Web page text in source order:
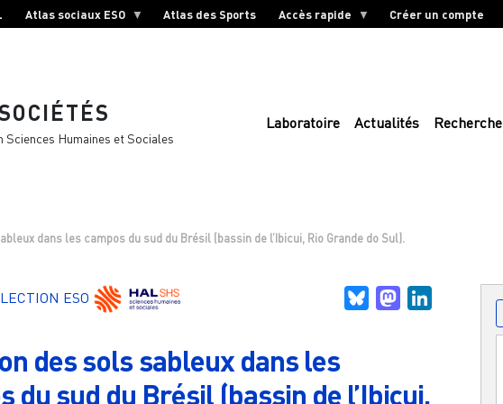
Atlas sociaux ESO Atlas des Sports Accès rapide Créer un compte
Humaines et Sociales
Laboratoire Actualités Recherche
dans les campos du sud du Brésil (bassin de l’Ibicui, Rio Grande do Sul).
ESO BlueskyMastodon
des sols sableux dans les
du sud du Brésil (bassin de l’Ibicui,